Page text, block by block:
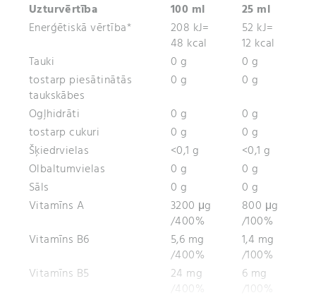
Uzturvērtība 100 ml
25 ml
Enerģētiskā vērtība*
208 kJ=
48 kcal
52 kJ=
12 kcal
Tauki
0 g
0 g
tostarp piesātinātās
taukskābes
0 g
0 g
Ogļhidrāti
0 g
0 g
tostarp cukuri
0 g
0 g
Šķiedrvielas
<0,1 g
<0,1 g
Olbaltumvielas
0 g
0 g
Sāls
0 g
0 g
Vitamīns A
3200 μg
/400%
800 μg
/100%
Vitamīns B6
5,6 mg
/400%
1,4 mg
/100%
Vitamīns B5
24 mg
/400%
6 mg
/100%